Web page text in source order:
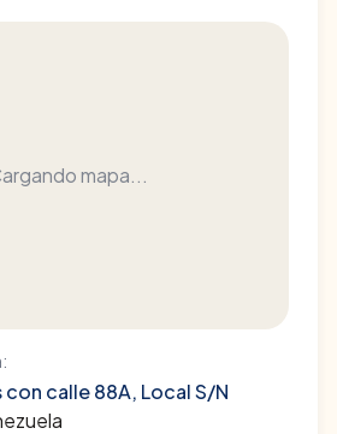
mapa...
con calle 88A, Local S/N